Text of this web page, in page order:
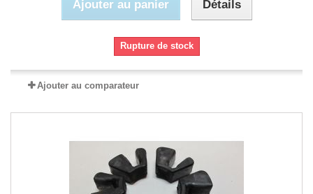
Ajouter au panier Détails
Rupture de stock
Ajouter au comparateur